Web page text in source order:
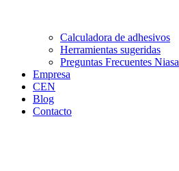
Calculadora de adhesivos
Herramientas sugeridas
Preguntas Frecuentes Niasa
Empresa
CEN
Blog
Contacto